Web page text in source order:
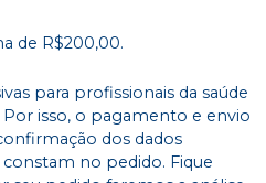
de R$200,00.
para profissionais da saúde
isso, o pagamento e envio
dos dados
constam no pedido. Fique